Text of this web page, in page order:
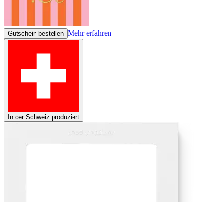
Gutschein bestellen Mehr erfahren
In der Schweiz produziert